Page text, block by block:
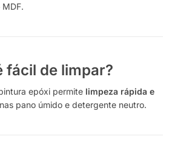
fácil de limpar?
epóxi permite limpeza rápida e
pano úmido e detergente neutro.